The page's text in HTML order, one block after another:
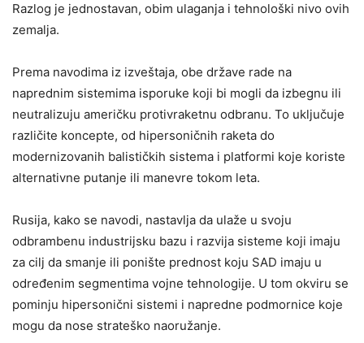
Razlog je jednostavan, obim ulaganja i tehnološki nivo ovih
zemalja.
Prema navodima iz izveštaja, obe države rade na
naprednim sistemima isporuke koji bi mogli da izbegnu ili
neutralizuju američku protivraketnu odbranu. To uključuje
različite koncepte, od hipersoničnih raketa do
modernizovanih balističkih sistema i platformi koje koriste
alternativne putanje ili manevre tokom leta.
Rusija, kako se navodi, nastavlja da ulaže u svoju
odbrambenu industrijsku bazu i razvija sisteme koji imaju
za cilj da smanje ili ponište prednost koju SAD imaju u
određenim segmentima vojne tehnologije. U tom okviru se
pominju hipersonični sistemi i napredne podmornice koje
mogu da nose strateško naoružanje.